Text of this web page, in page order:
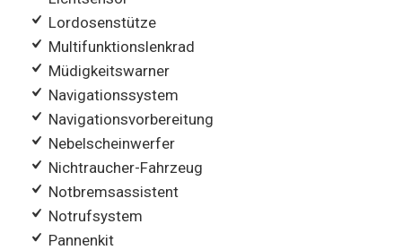
Lordosenstütze
Multifunktionslenkrad
Müdigkeitswarner
Navigationssystem
Navigationsvorbereitung
Nebelscheinwerfer
Nichtraucher-Fahrzeug
Notbremsassistent
Notrufsystem
Pannenkit